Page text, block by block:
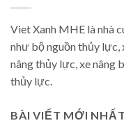
Viet Xanh MHE là nhà
như bộ nguồn thủy
nâng thủy lực, xe nâng
thủy lực.
BÀI VIẾT MỚI NHẤT